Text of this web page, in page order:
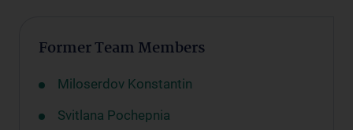
Former Team Members
Miloserdov Konstantin
Svitlana Pochepnia